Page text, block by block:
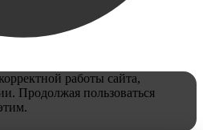
работы сайта,
Продолжая пользоваться